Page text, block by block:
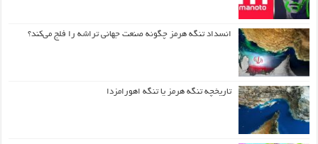
انسداد تنگه هرمز چگونه صنعت جهانی تراشه را فلج می‌کند؟
تاریخچه تنگه هرمز یا تنگه اهورامزدا